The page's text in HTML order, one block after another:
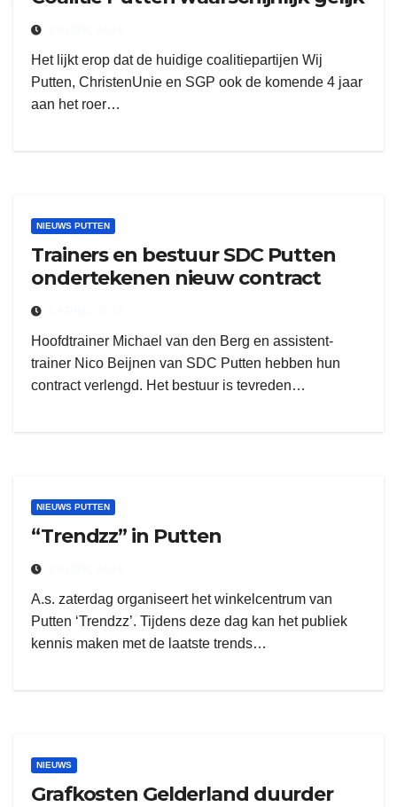
Het lijkt erop dat de huidige coalitiepartijen Wij
Putten, ChristenUnie en SGP ook de komende 4 jaar
aan het roer…
NIEUWS PUTTEN
Trainers en bestuur SDC Putten
ondertekenen nieuw contract
Hoofdtrainer Michael van den Berg en assistent-
trainer Nico Beijnen van SDC Putten hebben hun
contract verlengd. Het bestuur is tevreden…
NIEUWS PUTTEN
“Trendzz” in Putten
A.s. zaterdag organiseert het winkelcentrum van
Putten ‘Trendzz’. Tijdens deze dag kan het publiek
kennis maken met de laatste trends…
NIEUWS
Grafkosten Gelderland duurder